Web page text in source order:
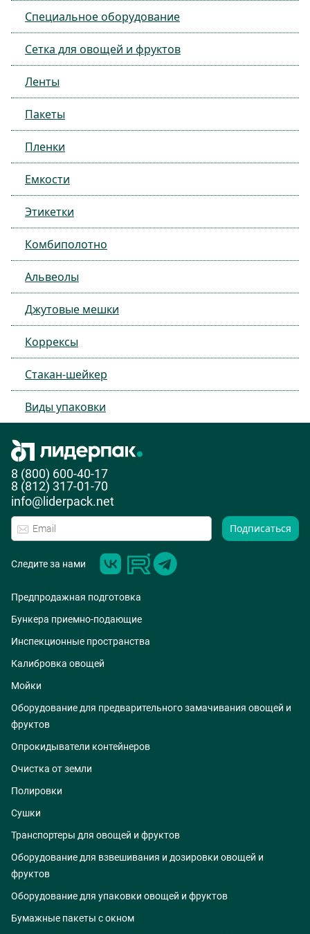
Специальное оборудование
Сетка для овощей и фруктов
Ленты
Пакеты
Пленки
Емкости
Этикетки
Комбиполотно
Альвеолы
Джутовые мешки
Коррексы
Стакан-шейкер
Виды упаковки
8 (800) 600-40-17
8 (812) 317-01-70
info@liderpack.net
Подписаться
Следите за нами
Предпродажная подготовка
Бункера приемно-подающие
Инспекционные пространства
Калибровка овощей
Мойки
Оборудование для предварительного замачивания овощей и
фруктов
Опрокидыватели контейнеров
Очистка от земли
Полировки
Сушки
Транспортеры для овощей и фруктов
Оборудование для взвешивания и дозировки овощей и
фруктов
Оборудование для упаковки овощей и фруктов
Бумажные пакеты с окном